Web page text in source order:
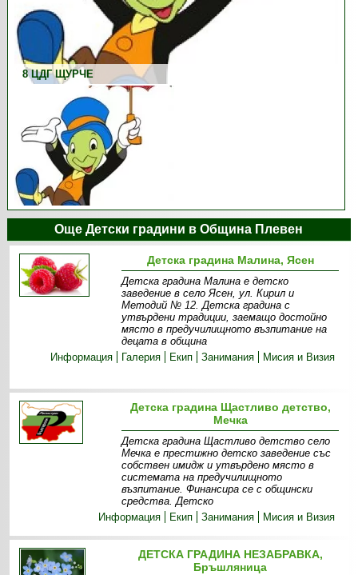
8 ЦДГ ЩУРЧЕ
Още Детски градини в Община Плевен
Детска градина Малина, Ясен
Детска градина Малина е детско
заведение в село Ясен, ул. Кирил и
Методий № 12. Детска градина с
утвърдени традиции, заемащо достойно
място в предучилищното възпитание на
децата в община
Информация
Галерия Екип Занимания Мисия и Визия
Детска градина Щастливо детство,
Мечка
Детска градина Щастливо детство село
Мечка е престижно детско заведение със
собствен имидж и утвърдено място в
системата на предучилищното
възпитание. Финансира се с общински
средства. Детско
Информация
Екип Занимания Мисия и Визия
ДЕТСКА ГРАДИНА НЕЗАБРАВКА,
Бръшляница